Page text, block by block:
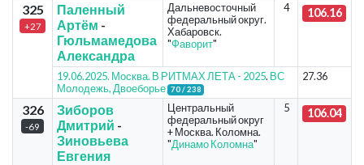
325
+27
Паленный
Артём -
Гюльмамедова
Александра
Дальневосточный
федеральный округ.
Хабаровск.
"Фаворит"
4 106.16
19.06.2025. Москва. В РИТМАХ ЛЕТА - 2025. ВС
Молодежь, Двоеборье 70 / 238
27.36
326
-69
Зиборов
Дмитрий -
Зиновьева
Евгения
Центральный
федеральный округ
+ Москва. Коломна.
"Динамо Коломна"
5 106.04